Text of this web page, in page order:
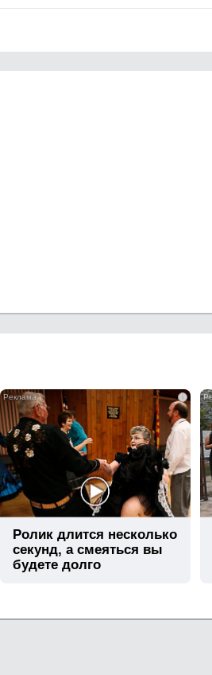
i
Ролик длится несколько
секунд, а смеяться вы
будете долго